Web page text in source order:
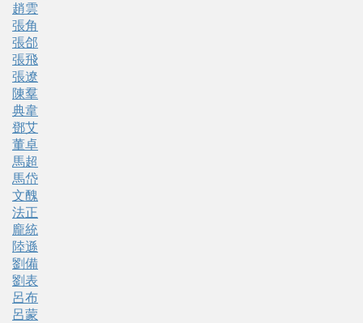
趙雲
張角
張郃
張飛
張遼
陳羣
典韋
鄧艾
董卓
馬超
馬岱
文醜
法正
龐統
陸遜
劉備
劉表
呂布
呂蒙